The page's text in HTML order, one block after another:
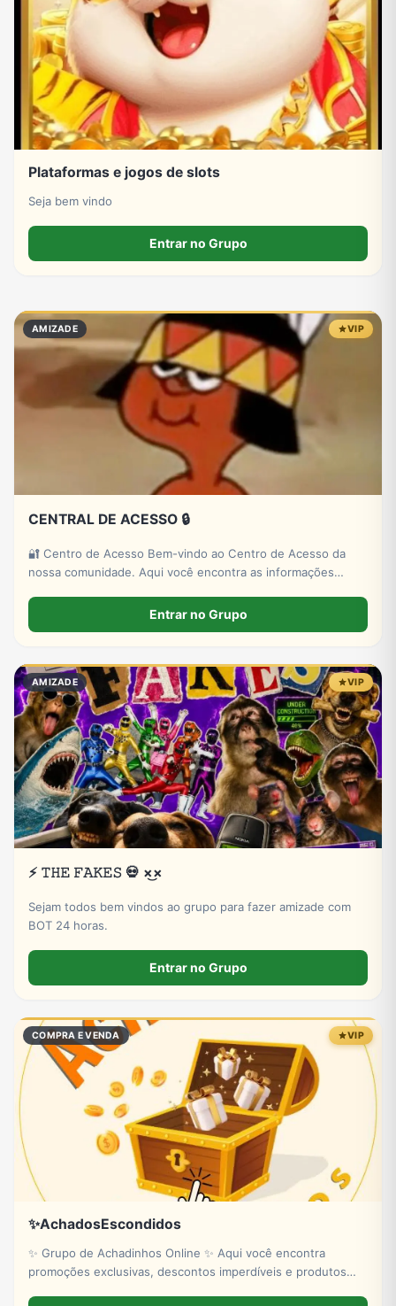
Plataformas e jogos de slots
Seja bem vindo
Entrar no Grupo
AMIZADE VIP
CENTRAL DE ACESSO 🔒
🔐 Centro de Acesso Bem-vindo ao Centro de Acesso da
nossa comunidade. Aqui você encontra as informações
projetos de forma organizada. 📌 Todas as orientações são
enviadas pelos nossos canai..
Entrar no Grupo
AMIZADE VIP
⚡ 𝚃𝙷𝙴 𝙵𝙰𝙺𝙴𝚂 💀 ×͜×
Sejam todos bem vindos ao grupo para fazer amizade com
BOT 24 horas.
Entrar no Grupo
COMPRA E VENDA VIP
✨AchadosEscondidos
✨ Grupo de Achadinhos Online ✨ Aqui você encontra
promoções exclusivas, descontos imperdíveis e produtos